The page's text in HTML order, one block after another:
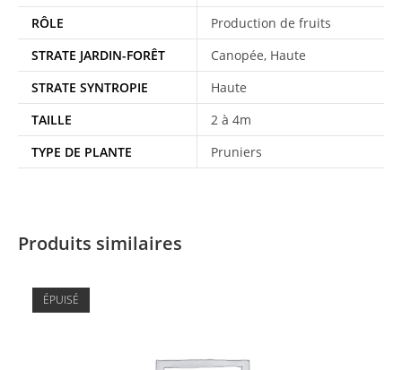
RÔLE
Production de fruits
STRATE JARDIN-FORÊT
Canopée, Haute
STRATE SYNTROPIE
Haute
TAILLE
2 à 4m
TYPE DE PLANTE
Pruniers
Produits similaires
ÉPUISÉ